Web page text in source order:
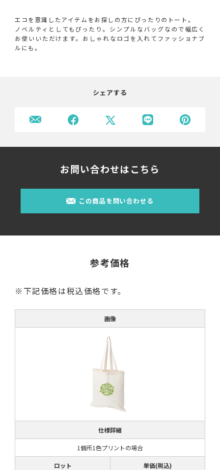
エコを意識したアイテムをお探しの方にぴったりのトート。
ノベルティとしてもぴったり。シンプルなバッグなので幅広く
お使いいただけます。おしゃれなロゴを入れてファッショナブ
ルにも。
シェアする
お問い合わせはこちら
この商品を問い合わせる
参考価格
※下記価格は税込価格です。
画像
仕様詳細
1個所1色プリントの場合
ロット 単価(税込)